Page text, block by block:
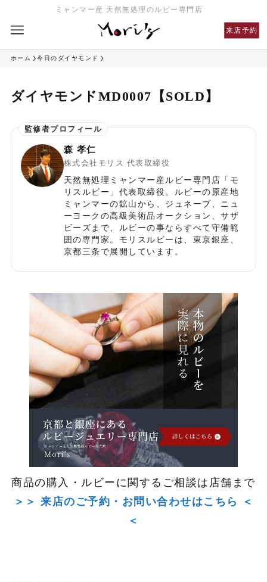
ミャンマー産 天然無処理のルビー専門店
来店予約
ホーム 今日のダイヤモンド
ダイヤモンドMD0007【SOLD】
森 孝仁
株式会社モリス 代表取締役
天然無処理ミャンマー産ルビー専門店「モ
リスルビー」代表取締役。ルビーの原産地
ミャンマーの鉱山から、ジュネーブ、ニュ
ーヨークの高級美術品オークション、サザ
ビーズまで、ルビーの事ならすべて守備範
囲の専門家。モリスルビーは、東京銀座、
京都三条で展開しています。
商品の購入・ルビーに関するご相談は店舗まで
＞＞ 来店のご予約・お問い合わせはこちら ＜
＜